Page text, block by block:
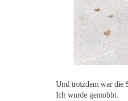
Und trotzdem war die
Ich wurde gemobbt.